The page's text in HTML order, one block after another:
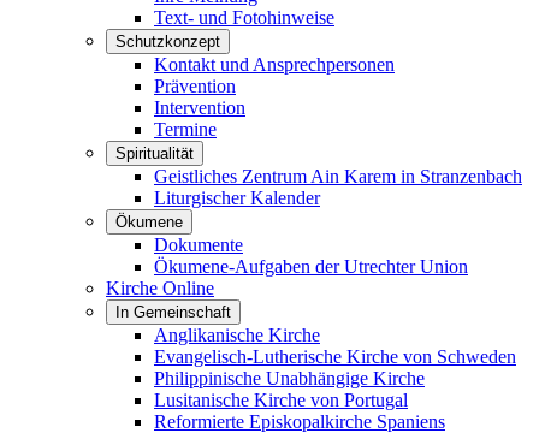
Text- und Fotohinweise
Schutzkonzept
Kontakt und Ansprechpersonen
Prävention
Intervention
Termine
Spiritualität
Geistliches Zentrum Ain Karem in Stranzenbach
Liturgischer Kalender
Ökumene
Dokumente
Ökumene-Aufgaben der Utrechter Union
Kirche Online
In Gemeinschaft
Anglikanische Kirche
Evangelisch-Lutherische Kirche von Schweden
Philippinische Unabhängige Kirche
Lusitanische Kirche von Portugal
Reformierte Episkopalkirche Spaniens